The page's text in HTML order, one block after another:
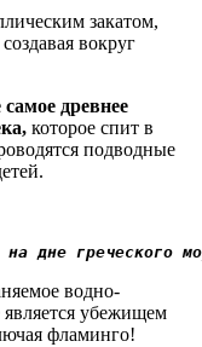
закатом,
вокруг
древнее
которое спит в
подводные
на дне греческого
водно-
является убежищем
фламинго!